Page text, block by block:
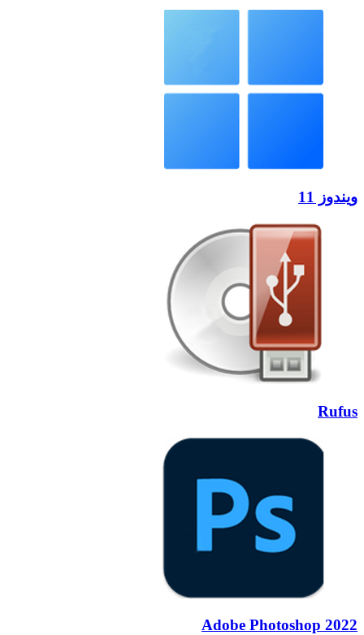
ویندوز 11
Rufus
Adobe Photoshop 2022